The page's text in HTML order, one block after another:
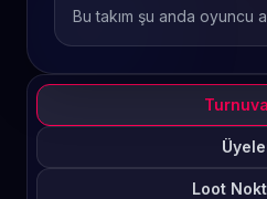
Bu takım şu anda oyuncu
Loot